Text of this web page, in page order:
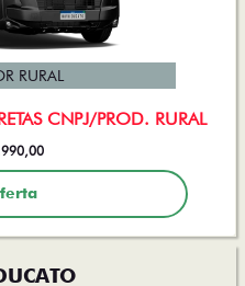
CNPJ/PROD. RURAL
RURAL